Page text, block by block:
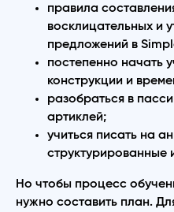
правила
восклицательных и
предложений в
постепенно начать
конструкции и
разобраться в
артиклей;
учиться писать на
структурированные
Но чтобы процесс
нужно составить план.